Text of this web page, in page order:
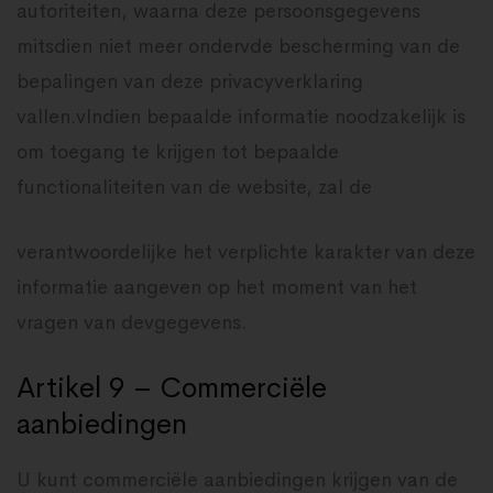
autoriteiten, waarna deze persoonsgegevens
mitsdien niet meer ondervde bescherming van de
bepalingen van deze privacyverklaring
vallen.vIndien bepaalde informatie noodzakelijk is
om toegang te krijgen tot bepaalde
functionaliteiten van de website, zal de
verantwoordelijke het verplichte karakter van deze
informatie aangeven op het moment van het
vragen van devgegevens.
Artikel 9 – Commerciële
aanbiedingen
U kunt commerciële aanbiedingen krijgen van de